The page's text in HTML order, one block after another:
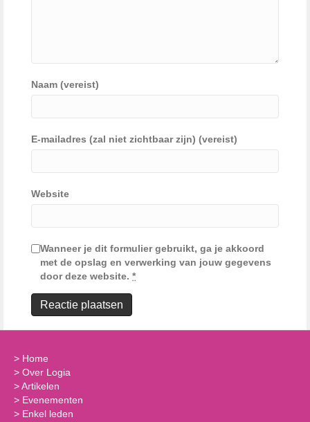
Naam (vereist)
E-mailadres (zal niet zichtbaar zijn) (vereist)
Website
Wanneer je dit formulier gebruikt, ga je akkoord
met de opslag en verwerking van jouw gegevens
door deze website. *
> Home
> Over Logia
>Artikelen
> Evenementen
> Enkel leden